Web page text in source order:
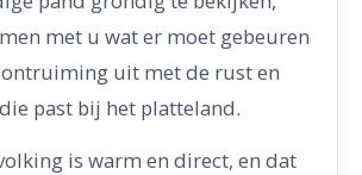
met u wat er moet gebeuren
ontruiming uit met de rust en
past bij het platteland.
is warm en direct, en dat